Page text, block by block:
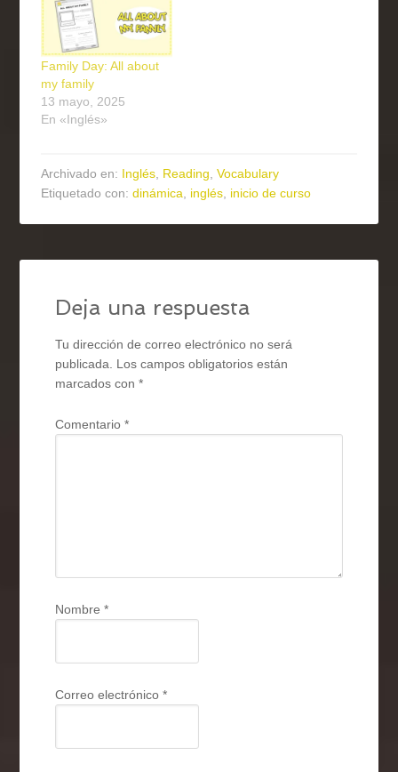
Family Day: All about
my family
13 mayo, 2025
En «Inglés»
Archivado en: Inglés, Reading,Vocabulary
Etiquetado con:dinámica, inglés, inicio de curso
Deja una respuesta
Tu dirección de correo electrónico no será
publicada. Los campos obligatorios están
marcados con*
Comentario*
Nombre*
Correo electrónico*